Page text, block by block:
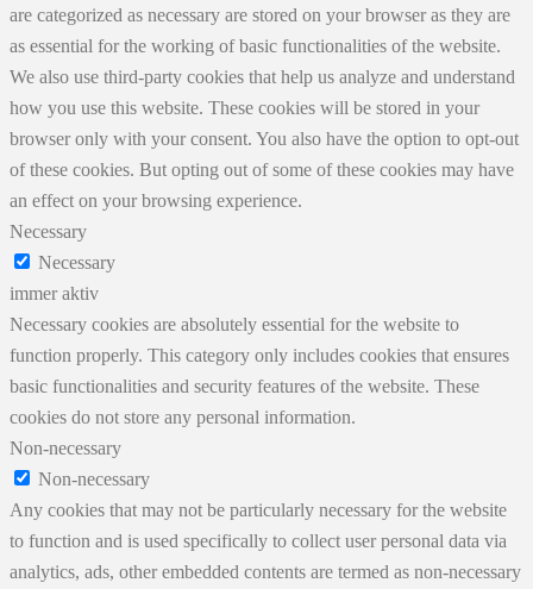
are categorized as necessary are stored on your browser as they are
as essential for the working of basic functionalities of the website.
We also use third-party cookies that help us analyze and understand
how you use this website. These cookies will be stored in your
browser only with your consent. You also have the option to opt-out
of these cookies. But opting out of some of these cookies may have
an effect on your browsing experience.
Necessary
Necessary
immer aktiv
Necessary cookies are absolutely essential for the website to
function properly. This category only includes cookies that ensures
basic functionalities and security features of the website. These
cookies do not store any personal information.
Non-necessary
Non-necessary
Any cookies that may not be particularly necessary for the website
to function and is used specifically to collect user personal data via
analytics, ads, other embedded contents are termed as non-necessary